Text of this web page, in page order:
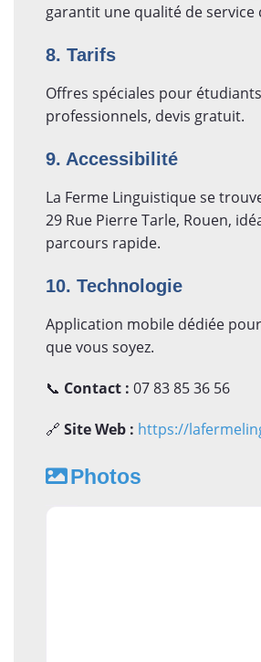
garantit une qualité de service
8. Tarifs
Offres spéciales pour
professionnels, devis gratuit.
9. Accessibilité
La Ferme Linguistique se
29 Rue Pierre Tarle, Rouen,
parcours rapide.
10. Technologie
Application mobile dédiée
que vous soyez.
📞 Contact : 07 83 85 36 56
🔗 Site Web : https://
Photos